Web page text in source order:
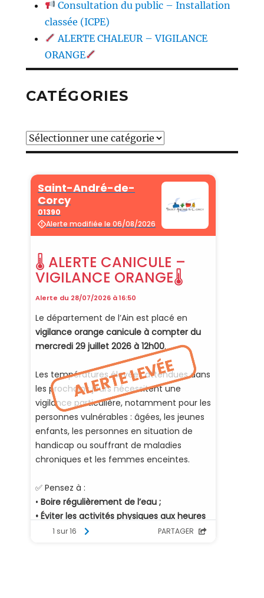
Consultation du public – Installation
classée (ICPE)
ALERTE CHALEUR – VIGILANCE
ORANGE
CATÉGORIES
Catégories